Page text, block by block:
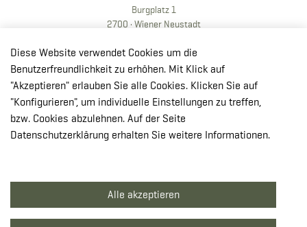
Burgplatz 1
2700 · Wiener Neustadt
T:+43 50201 20 28901
E:redaktion.milak @bmlv.gv.at
In OpenStreetMap öffnen
↳ Route mit GoogleMaps planen
Impressum
Diese Website verwendet Cookies um die
Benutzerfreundlichkeit zu erhöhen. Mit Klick auf
"Akzeptieren" erlauben Sie alle Cookies. Klicken Sie auf
"Konfigurieren", um individuelle Einstellungen zu treffen,
bzw. Cookies abzulehnen. Auf der Seite
Datenschutzerklärung erhalten Sie weitere Informationen.
Alle akzeptieren